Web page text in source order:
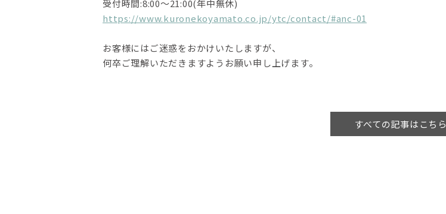
受付時間:8:00～21:00(年中無休)
https://www.kuronekoyamato.co.jp/ytc/contact/#anc-01
お客様にはご迷惑をおかけいたしますが、
何卒ご理解いただきますようお願い申し上げます。
すべての記事はこちら